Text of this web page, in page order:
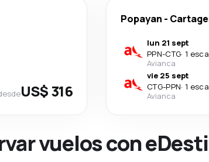
US$ 316
Popayan -
lun 21 sept
PPN-CTG· 1
Avianca
vie 25 sept
CTG-PPN· 1
Avianca
vuelos con